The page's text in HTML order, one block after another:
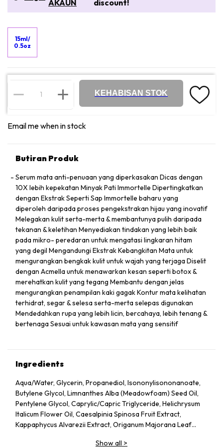
AKAUN discount!
15ml/
0.5oz
KEHABISAN STOK
Email me when in stock
Butiran Produk
Serum mata anti-penuaan yang diperkasakan Dicas dengan
10X lebih kepekatan Minyak Pati Immortelle Dipertingkatkan
dengan Ekstrak Seperti Sap Immortelle baharu yang
diperoleh daripada proses pengekstrakan hijau yang inovatif
Melegakan kulit serta-merta & membantunya pulih daripada
tekanan & keletihan Menyediakan tindakan yang lebih baik
pada mikro- peredaran untuk mengatasi lingkaran hitam
yang degil Mengandungi Ekstrak Kebangkitan Mata untuk
mengurangkan bengkak kulit untuk wajah yang terjaga Diselit
dengan Acmella untuk menawarkan kesan seperti botox &
merehatkan kulit yang tegang Membantu dengan jelas
mengurangkan penampilan kaki gagak Kontur mata kelihatan
terhidrat, segar & selesa serta-merta selepas digunakan
Mendedahkan rupa yang lebih licin, bercahaya, lebih tenang &
bertenaga Sesuai untuk kawasan mata yang sensitif
Ingredients
Aqua/Water, Glycerin, Propanediol, Isononylisononanoate,
Butylene Glycol, Limnanthes Alba (Meadowfoam) Seed Oil,
Pentylene Glycol, Caprylic/Capric Triglyceride, Helichrysum
Italicum Flower Oil, Caesalpinia Spinosa Fruit Extract,
Kappaphycus Alvarezii Extract, Origanum Majorana Leaf
Show all >